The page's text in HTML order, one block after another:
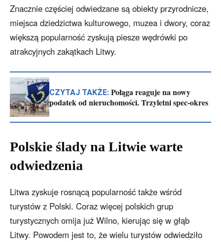
Znacznie częściej odwiedzane są obiekty przyrodnicze,
miejsca dziedzictwa kulturowego, muzea i dwory, coraz
większą popularność zyskują piesze wędrówki po
atrakcyjnych zakątkach Litwy.
CZYTAJ TAKŻE: Połąga reaguje na nowy
podatek od nieruchomości. Trzyletni spec-okres
Polskie ślady na Litwie warte
odwiedzenia
Litwa zyskuje rosnącą popularność także wśród
turystów z Polski. Coraz więcej polskich grup
turystycznych omija już Wilno, kierując się w głąb
Litwy. Powodem jest to, że wielu turystów odwiedziło